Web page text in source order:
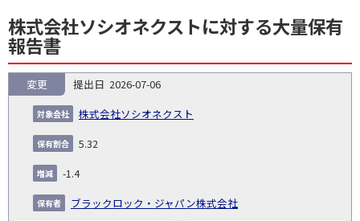
株式会社ソシオネクストに対する大量保有
報告書
NO.
告
義
務
発
生
日
提
日
証券
対
2026-07-06
株式会社ソシオネクスト
変更
5.32
-1.4
ブラックロック・ジャパン株式会社